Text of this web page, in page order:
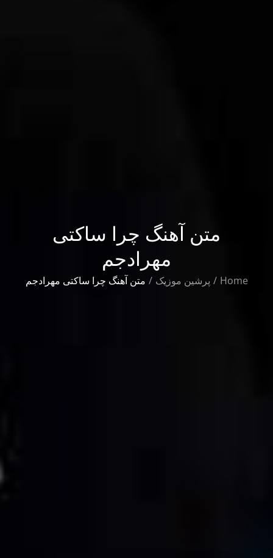
متن آهنگ چرا ساکتی
مهرادجم
Home پرشین موزیک متن آهنگ چرا ساکتی مهرادجم